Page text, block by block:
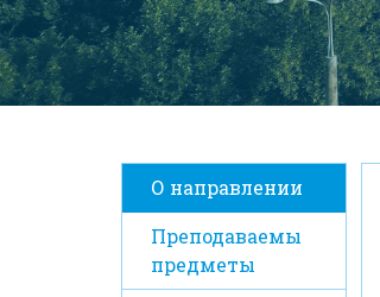
О направлении
Преподаваемы
предметы